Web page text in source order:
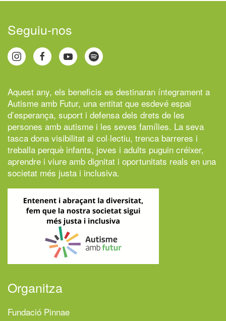
Seguiu-nos
Aquest any, els beneficis es destinaran íntegrament a
Autisme amb Futur, una entitat que esdevé espai
d’esperança, suport i defensa dels drets de les
persones amb autisme i les seves famílies. La seva
tasca dona visibilitat al col·lectiu, trenca barreres i
treballa perquè infants, joves i adults puguin créixer,
aprendre i viure amb dignitat i oportunitats reals en una
societat més justa i inclusiva.
Organitza
Fundació Pinnae